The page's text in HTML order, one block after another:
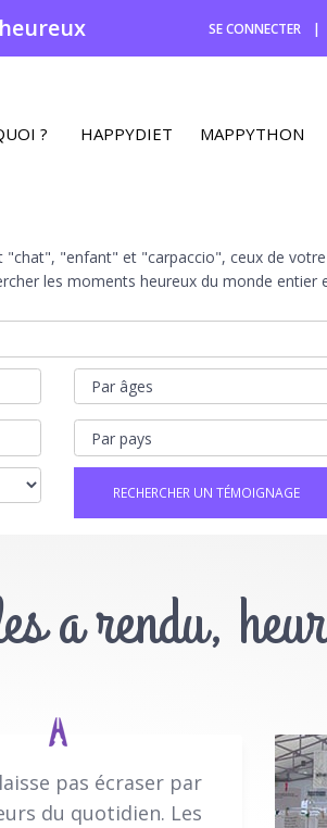
SE CONNECTER |
? HAPPYDIET MAPPYTHON
"enfant" et "carpaccio", ceux de
les moments heureux du monde
a rendu,
pas écraser par
du quotidien. Les